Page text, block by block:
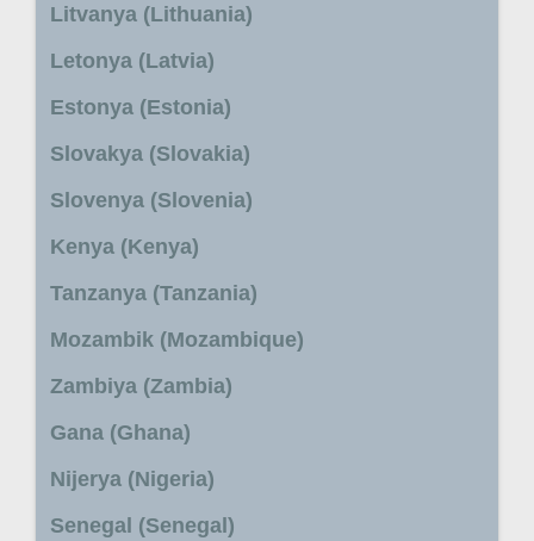
Litvanya (Lithuania)
Letonya (Latvia)
Estonya (Estonia)
Slovakya (Slovakia)
Slovenya (Slovenia)
Kenya (Kenya)
Tanzanya (Tanzania)
Mozambik (Mozambique)
Zambiya (Zambia)
Gana (Ghana)
Nijerya (Nigeria)
Senegal (Senegal)